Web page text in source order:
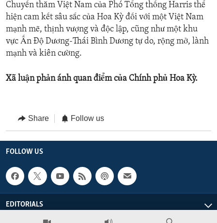
Chuyến thăm Việt Nam của Phó Tổng thống Harris thể
hiện cam kết sâu sắc của Hoa Kỳ đối với một Việt Nam
mạnh mẽ, thịnh vượng và độc lập, cũng như một khu
vực Ấn Độ Dương-Thái Bình Dương tự do, rộng mở, lành
mạnh và kiên cường.
Xã luận phản ánh quan điểm của Chính phủ Hoa Kỳ.
Share Follow us
FOLLOW US
EDITORIALS